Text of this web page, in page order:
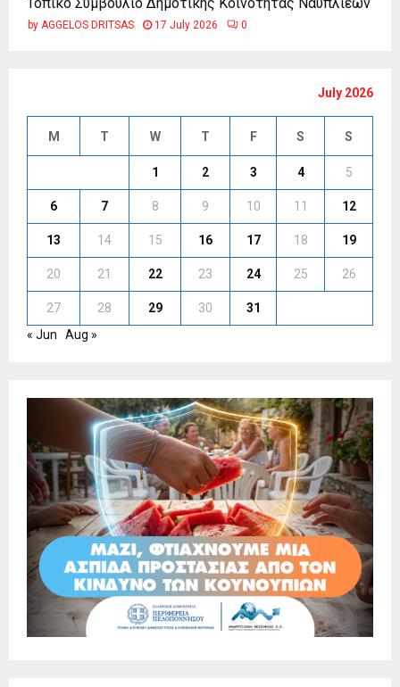
by AGGELOS DRITSAS 17 July 2026 0
July 2026
M T W T F S S
1 2 3 4 5
6 7 8 9 10 11 12
13 14 15 16 17 18 19
20 21 22 23 24 25 26
27 28 29 30
31
« Jun
Aug »